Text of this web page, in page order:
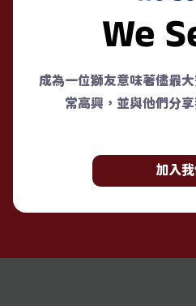
We
成為一位獅友意味著儘最
常高興，並與他們分
加入